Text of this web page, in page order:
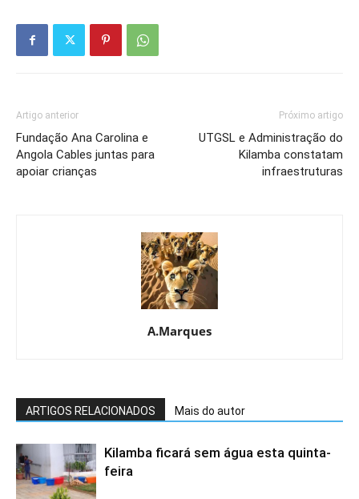
Artigo anterior
Fundação Ana Carolina e
Angola Cables juntas para
apoiar crianças
Próximo artigo
UTGSL e Administração do
Kilamba constatam
infraestruturas
A.Marques
ARTIGOS RELACIONADOS Mais do autor
Kilamba ficará sem água esta quinta-
feira